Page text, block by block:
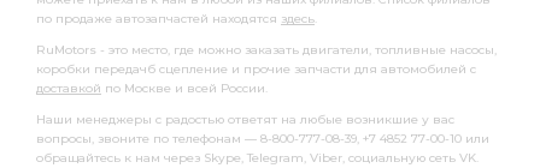
по продаже автозапчастей находятся здесь.
RuMotors - это место, где можно заказать двигатели, топливные насосы,
коробки передачб сцепление и прочие запчасти для автомобилей с
доставкой по Москве и всей России.
Наши менеджеры с радостью ответят на любые возникшие у вас
вопросы, звоните по телефонам — 8-800-777-08-39, +7 4852 77-00-10 или
обращайтесь к нам через Skype, Telegram, Viber, социальную сеть VK.